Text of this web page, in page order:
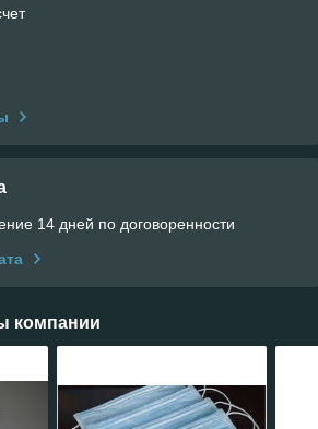
14 дней по договоренности
компании